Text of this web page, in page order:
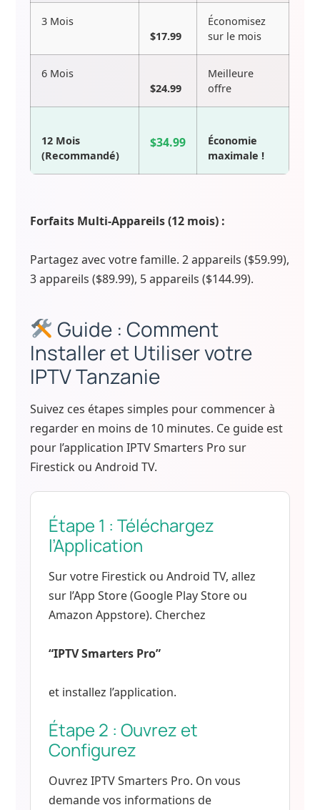
3 Mois
$17.99
Économisez
sur le mois
6 Mois
$24.99
Meilleure
offre
12 Mois
(Recommandé)
$34.99
Économie
maximale !
Forfaits Multi-Appareils (12 mois) :
Partagez avec votre famille. 2 appareils ($59.99),
3 appareils ($89.99), 5 appareils ($144.99).
Guide : Comment
Installer et Utiliser votre
IPTV Tanzanie
Suivez ces étapes simples pour commencer à
regarder en moins de 10 minutes. Ce guide est
pour l’application IPTV Smarters Pro sur
Firestick ou Android TV.
Étape 1 : Téléchargez
l’Application
Sur votre Firestick ou Android TV, allez
sur l’App Store (Google Play Store ou
Amazon Appstore). Cherchez
“IPTV Smarters Pro”
et installez l’application.
Étape 2 : Ouvrez et
Configurez
Ouvrez IPTV Smarters Pro. On vous
demande vos informations de